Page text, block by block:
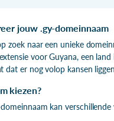
jouw .gy-domeinnaam
zoek naar een unieke
voor Guyana, een
dat er nog volop kansen
kiezen?
domeinnaam kan